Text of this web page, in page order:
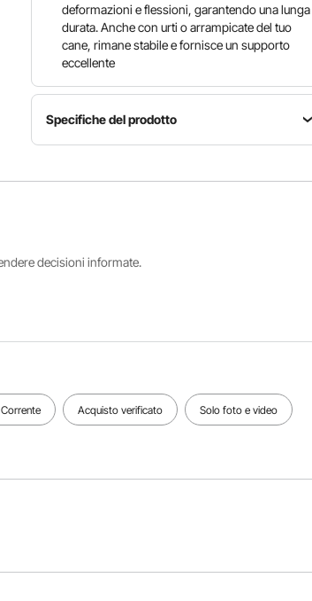
deformazioni e flessioni, garantendo una lunga
durata. Anche con urti o arrampicate del tuo
cane, rimane stabile e fornisce un supporto
eccellente
Specifiche del prodotto
Numero
netto
della
x lato corto)
16,3 x
14,4 pollici
pollici /
1539 mm
decisioni informate.
Acquisto verificato Solo foto e video